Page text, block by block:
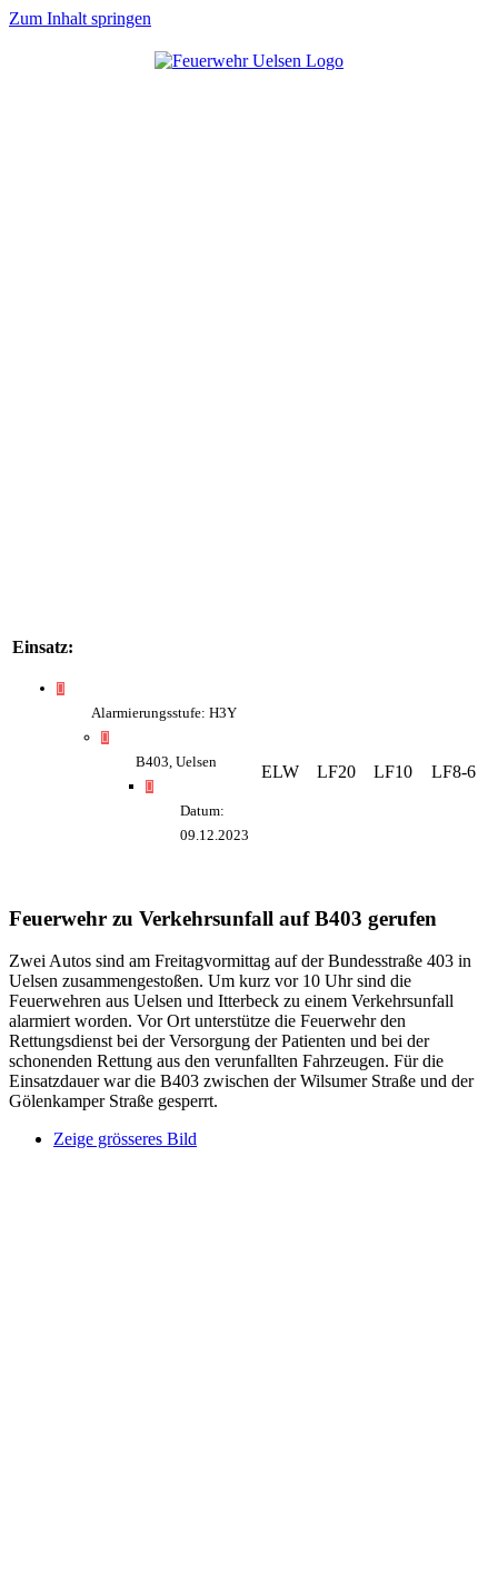
Zum Inhalt springen
Einsatz:
Alarmierungsstufe: H3Y
B403, Uelsen
Datum:
09.12.2023
ELW LF20 LF10 LF8-6
Feuerwehr zu Verkehrsunfall auf B403 gerufen
Zwei Autos sind am Freitagvormittag auf der Bundesstraße 403 in
Uelsen zusammengestoßen. Um kurz vor 10 Uhr sind die
Feuerwehren aus Uelsen und Itterbeck zu einem Verkehrsunfall
alarmiert worden. Vor Ort unterstütze die Feuerwehr den
Rettungsdienst bei der Versorgung der Patienten und bei der
schonenden Rettung aus den verunfallten Fahrzeugen. Für die
Einsatzdauer war die B403 zwischen der Wilsumer Straße und der
Gölenkamper Straße gesperrt.
Zeige grösseres Bild